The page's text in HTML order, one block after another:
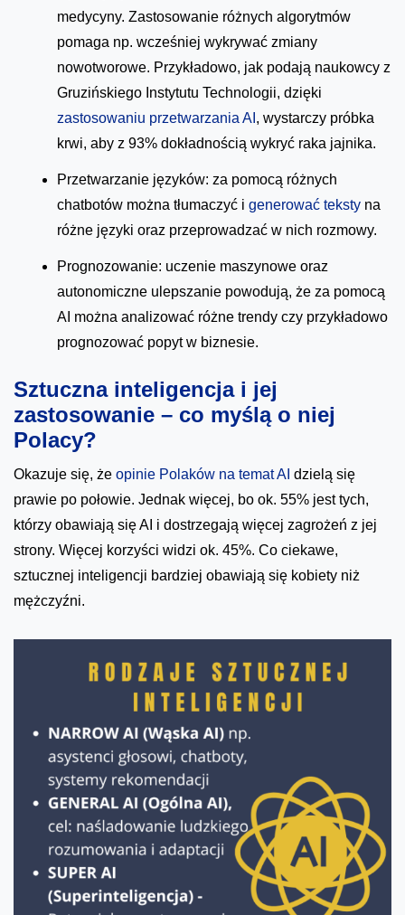
medycyny. Zastosowanie różnych algorytmów
pomaga np. wcześniej wykrywać zmiany
nowotworowe. Przykładowo, jak podają naukowcy z
Gruzińskiego Instytutu Technologii, dzięki
zastosowaniu przetwarzania AI , wystarczy próbka
krwi, aby z 93% dokładnością wykryć raka jajnika.
Przetwarzanie języków: za pomocą różnych
chatbotów można tłumaczyć i generować teksty na
różne języki oraz przeprowadzać w nich rozmowy.
Prognozowanie: uczenie maszynowe oraz
autonomiczne ulepszanie powodują, że za pomocą
AI można analizować różne trendy czy przykładowo
prognozować popyt w biznesie.
Sztuczna inteligencja i jej
zastosowanie – co myślą o niej
Polacy?
Okazuje się, że opinie Polaków na temat AI dzielą się
prawie po połowie. Jednak więcej, bo ok. 55% jest tych,
którzy obawiają się AI i dostrzegają więcej zagrożeń z jej
strony. Więcej korzyści widzi ok. 45%. Co ciekawe,
sztucznej inteligencji bardziej obawiają się kobiety niż
mężczyźni.